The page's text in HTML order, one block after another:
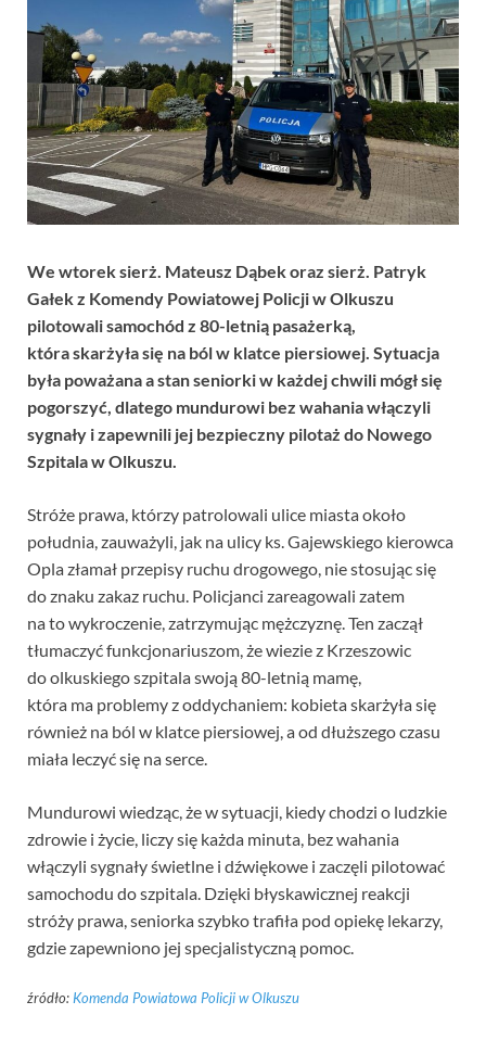
We wtorek sierż. Mateusz Dąbek oraz sierż. Patryk
Gałek z Komendy Powiatowej Policji w Olkuszu
pilotowali samochód z 80-letnią pasażerką,
która skarżyła się na ból w klatce piersiowej. Sytuacja
była poważana a stan seniorki w każdej chwili mógł się
pogorszyć, dlatego mundurowi bez wahania włączyli
sygnały i zapewnili jej bezpieczny pilotaż do Nowego
Szpitala w Olkuszu.
Stróże prawa, którzy patrolowali ulice miasta około
południa, zauważyli, jak na ulicy ks. Gajewskiego kierowca
Opla złamał przepisy ruchu drogowego, nie stosując się
do znaku zakaz ruchu. Policjanci zareagowali zatem
na to wykroczenie, zatrzymując mężczyznę. Ten zaczął
tłumaczyć funkcjonariuszom, że wiezie z Krzeszowic
do olkuskiego szpitala swoją 80-letnią mamę,
która ma problemy z oddychaniem: kobieta skarżyła się
również na ból w klatce piersiowej, a od dłuższego czasu
miała leczyć się na serce.
Mundurowi wiedząc, że w sytuacji, kiedy chodzi o ludzkie
zdrowie i życie, liczy się każda minuta, bez wahania
włączyli sygnały świetlne i dźwiękowe i zaczęli pilotować
samochodu do szpitala. Dzięki błyskawicznej reakcji
stróży prawa, seniorka szybko trafiła pod opiekę lekarzy,
gdzie zapewniono jej specjalistyczną pomoc.
źródło: Komenda Powiatowa Policji w Olkuszu